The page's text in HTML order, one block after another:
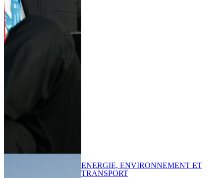
ENERGIE, ENVIRONNEMENT ET
TRANSPORT